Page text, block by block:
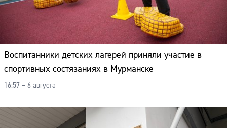
Воспитанники детских лагерей приняли участие в
спортивных состязаниях в Мурманске
16:57 – 6 августа